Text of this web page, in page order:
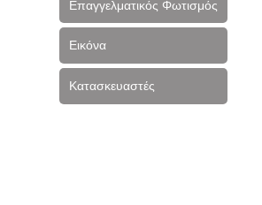
Επαγγελματικός Φωτισμός
Εικόνα
Κατασκευαστές